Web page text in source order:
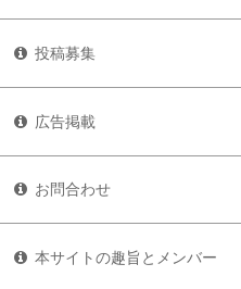
投稿募集
広告掲載
お問合わせ
本サイトの趣旨とメンバー